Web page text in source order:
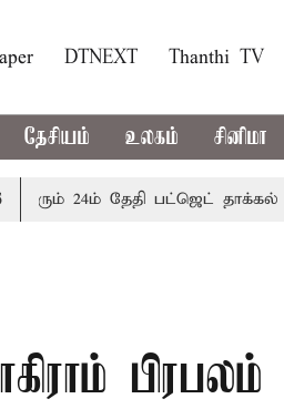
DTNEXT Thanthi TV
தேசியம் உலகம் சினிமா
வரும் 24ம் தேதி பட்ஜெட் தாக்கல்
பிரபலம்